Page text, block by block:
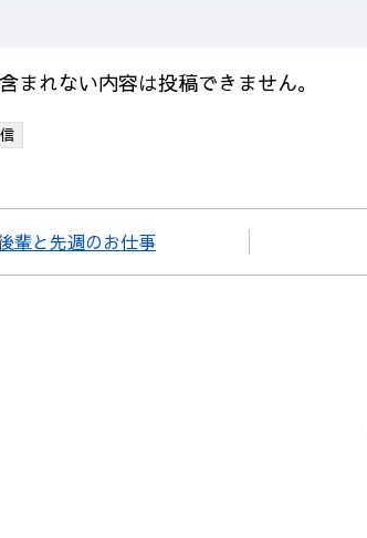
まれない内容は投稿できません。
輩と先週のお仕事